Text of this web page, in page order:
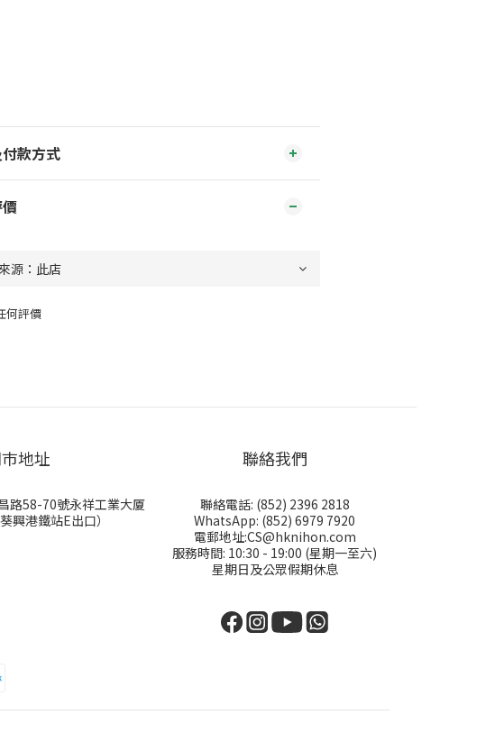
款方式
何評價
地址
路58-70號永祥工業大厦
興港鐵站E出口）
聯絡我們
聯絡電話: (852) 2396 2818
WhatsApp: (852) 6979 7920
電郵地址:CS@hknihon.com
服務時間: 10:30 - 19:00 (星期一至六)
星期日及公眾假期休息